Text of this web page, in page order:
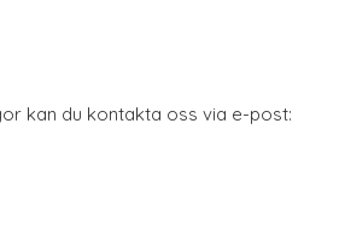
kan du kontakta oss via e-post: